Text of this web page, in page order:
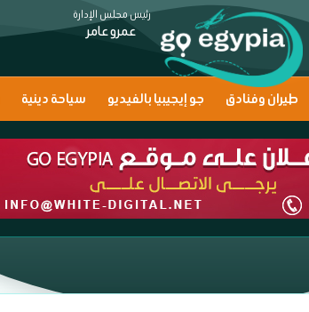
رئيس مجلس الإدارة
عمرو عامر
طيران وفنادق جو إيجيبيا بالفيديو سياحة دينية